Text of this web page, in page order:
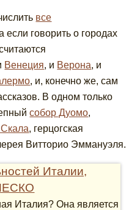
все
если говорить о городах
Венеция, и Верона, и
, и, конечно же, сам
В одном только
собор Дуомо,
, герцогская
Витторио Эммануэля.
Италии,
Италия? Она является